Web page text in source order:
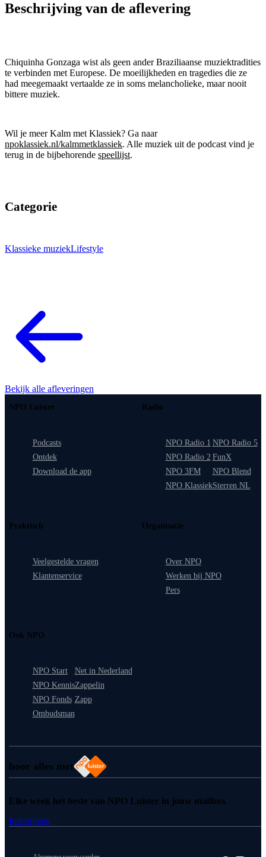
Beschrijving van de aflevering
Chiquinha Gonzaga wist als geen ander Braziliaanse muziektradities
te verbinden met Europese. De moeilijkheden en tragedies die ze
had meegemaakt vertaalde ze in soms melancholieke, maar nooit
bittere muziek.
Wil je meer Kalm met Klassiek? Ga naar
npoklassiek.nl/kalmmetklassiek. Alle muziek uit de podcast vind je
terug in de bijbehorende speellijst.
Categorie
Klassieke muziekLifestyle
Bekijk alle afleveringen
hoor alles met
NPO Luister
Podcasts
Ontdek
Download de app
Radio
NPO Radio 1
NPO Radio 2
NPO 3FM
NPO Klassiek
NPO Radio 5
FunX
NPO Blend
Sterren NL
Praktisch
Veelgestelde vragen
Klantenservice
Organisatie
Over NPO
Werken bij NPO
Pers
Ook NPO
NPO Start
NPO Kennis
NPO Fonds
Ombudsman
Net in Nederland
Zappelin
Zapp
Elke week het beste van NPO Luister in jouw mailbox
Inschrijven